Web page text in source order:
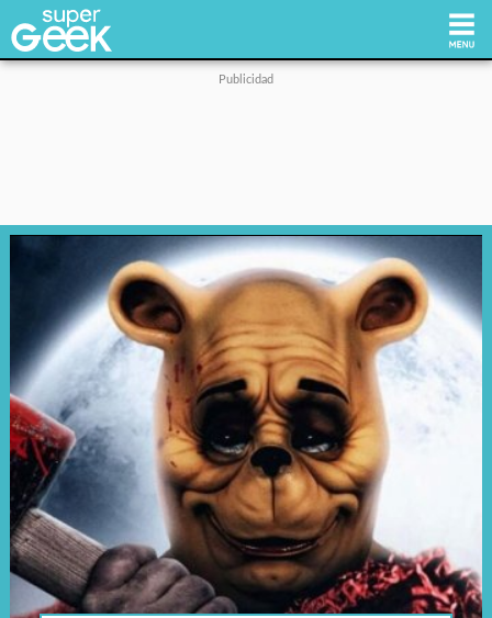
Tecnología
Videojuegos
Reviews
Cultura Pop
Streaming
Síguenos: